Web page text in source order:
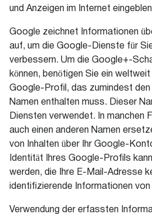
und Anzeigen im Internet
Google zeichnet Informationen
auf, um die Google-Dienste für
verbessern. Um die Google+-
können, benötigen Sie ein
Google-Profil, das zumindest
Namen enthalten muss. Dieser
Diensten verwendet. In manchen
auch einen anderen Namen
von Inhalten über Ihr Google-
Identität Ihres Google-Profils
werden, die Ihre E-Mail-Adresse
identifizierende Informationen von
Verwendung der erfassten